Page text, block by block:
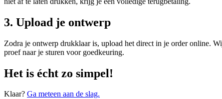
3. Upload je ontwerp
Zodra je ontwerp drukklaar is, upload het direct in je order online.
proef naar je sturen voor goedkeuring.
Het is écht zo simpel!
Klaar? Ga meteen aan de slag.